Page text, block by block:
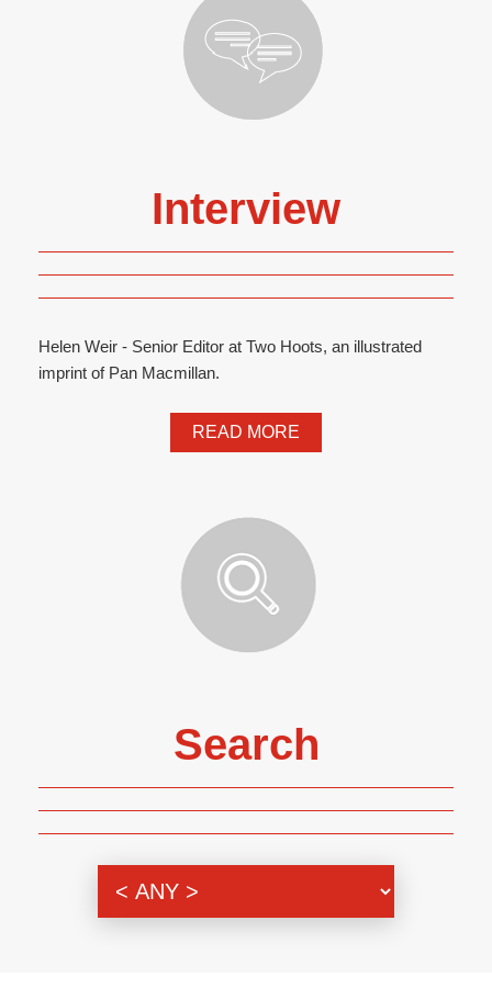
Interview
Helen Weir - Senior Editor at Two Hoots, an illustrated
imprint of Pan Macmillan.
READ MORE
Search